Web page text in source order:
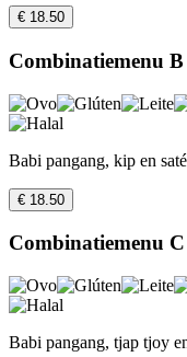
€ 18.50
Combinatiemenu B
Babi pangang, kip en saté
€ 18.50
Combinatiemenu C
Babi pangang, tjap tjoy